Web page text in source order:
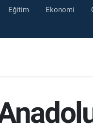
Eğitim Ekonomi